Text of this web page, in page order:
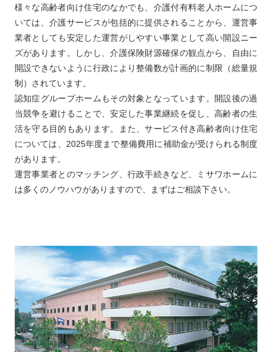
様々な高齢者向け住宅のなかでも、介護付有料老人ホームにつ
いては、介護サービスが包括的に提供されることから、運営事
業者としても安定した運営がしやすい事業として高い開設ニー
ズがあります。しかし、介護保険財源確保の観点から、自由に
開設できないように行政により整備数が計画的に制限（総量規
制）されています。
認知症グループホームもその対象となっています。開設後の過
当競争を避けることで、安定した事業継続を促し、高齢者の生
活を守る目的もあります。また、サービス付き高齢者向け住宅
については、2025年度まで整備費用に補助金が受けられる制度
があります。
運営事業者とのマッチング、行政手続きなど、ミサワホームに
は多くのノウハウがありますので、まずはご相談下さい。